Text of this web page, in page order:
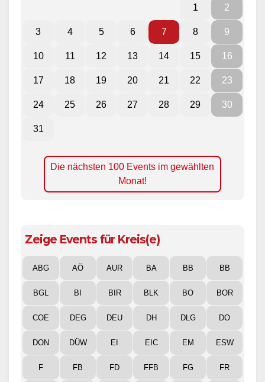
1 2
3 4 5 6 7 8 9
10 11 12 13 14 15 16
17 18 19 20 21 22 23
24 25 26 27 28 29 30
31
Die nächsten 100 Events im gewählten
Monat!
Zeige Events für Kreis(e)
ABG AÖ AUR BA BB BB
BGL BI BIR BLK BO BOR
COE DEG DEU DH DLG DO
DON DÜW EI EIC EM ESW
F FB FD FFB FG FR